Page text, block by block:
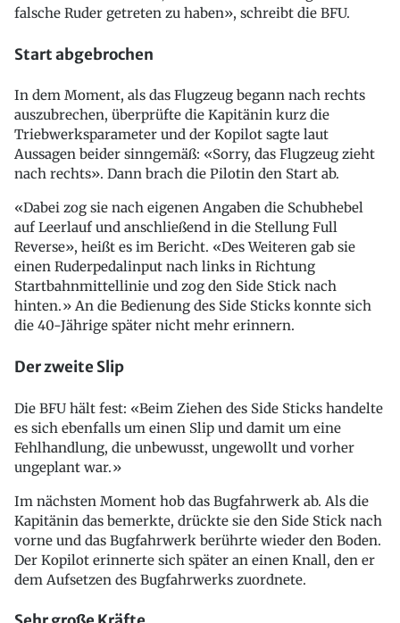
falsche Ruder getreten zu haben», schreibt die BFU.
Start abgebrochen
In dem Moment, als das Flugzeug begann nach rechts
auszubrechen, überprüfte die Kapitänin kurz die
Triebwerksparameter und der Kopilot sagte laut
Aussagen beider sinngemäß: «Sorry, das Flugzeug zieht
nach rechts». Dann brach die Pilotin den Start ab.
«Dabei zog sie nach eigenen Angaben die Schubhebel
auf Leerlauf und anschließend in die Stellung Full
Reverse», heißt es im Bericht. «Des Weiteren gab sie
einen Ruderpedalinput nach links in Richtung
Startbahnmittellinie und zog den Side Stick nach
hinten.» An die Bedienung des Side Sticks konnte sich
die 40-Jährige später nicht mehr erinnern.
Der zweite Slip
Die BFU hält fest: «Beim Ziehen des Side Sticks handelte
es sich ebenfalls um einen Slip und damit um eine
Fehlhandlung, die unbewusst, ungewollt und vorher
ungeplant war.»
Im nächsten Moment hob das Bugfahrwerk ab. Als die
Kapitänin das bemerkte, drückte sie den Side Stick nach
vorne und das Bugfahrwerk berührte wieder den Boden.
Der Kopilot erinnerte sich später an einen Knall, den er
dem Aufsetzen des Bugfahrwerks zuordnete.